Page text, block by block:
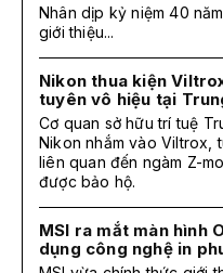
Nhân dịp kỷ niệm 40
giới thiệu...
Nikon thua kiện
tuyên vô hiệu tại
Cơ quan sở hữu trí tuệ
Nikon nhắm vào Viltrox,
liên quan đến ngàm Z-
được bảo hộ.
MSI ra mắt màn hình
dụng công nghệ in